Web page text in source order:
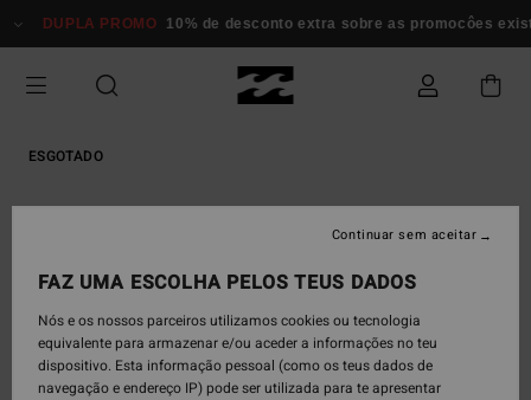
para
informação
DUPLA PROMO 10% de desconto extra sobre as promocôes
ESGOTADO
FAZ UMA ESCOLHA PELOS TEUS DADOS
Nós e os nossos parceiros utilizamos cookies ou tecnologia
equivalente para armazenar e/ou aceder a informações no teu
dispositivo. Esta informação pessoal (como os teus dados de
navegação e endereço IP) pode ser utilizada para te apresentar
Continuar sem aceitar